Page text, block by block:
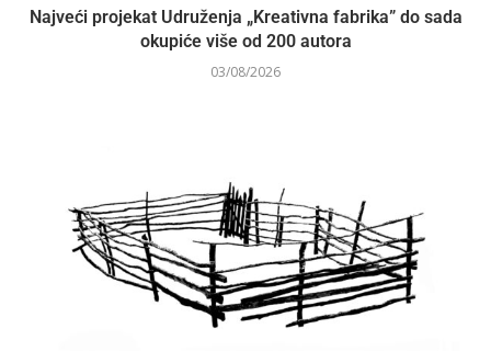
Najveći projekat Udruženja „Kreativna fabrika” do sada
okupiće više od 200 autora
03/08/2026